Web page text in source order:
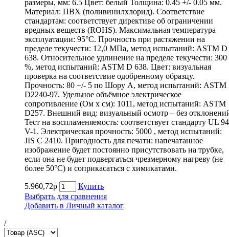
размеры, мм: 6.5 Цвет: белый Толщина: 0.45 +/- 0.05 мм.
Материал: ПВХ (поливинилхлорид). Соответствие
стандартам: соответствует директиве об ограничении
вредных веществ (ROHS). Максимальная температура
эксплуатации: 95°С. Прочность при растяжении на
пределе текучести: 12,0 МПа, метод испытаний: ASTM D
638. Относительное удлинение на пределе текучести: 300
%, метод испытаний: ASTM D 638. Цвет: визуальная
проверка на соответствие одобренному образцу.
Прочность: 80 +/- 5 по Шору А, метод испытаний: ASTM
D2240-97. Удельное объёмное электрическое
сопротивление (Ом х см): 1011, метод испытаний: ASTM
D257. Внешний вид: визуальный осмотр – без
Тест на воспламеняемость: соответствует стандарту UL 94
V-1. Электрическая прочность: 5000 , метод испытаний:
JIS C 2410. Пригодность для печати: напечатанное
изображение будет постоянно присутствовать на трубке,
если она не будет подвергаться чрезмерному нагреву (не
более 50°С) и соприкасаться с химикатами.
5.960,72р
Купить
Выбрать для сравнения
Добавить в Личный каталог
/